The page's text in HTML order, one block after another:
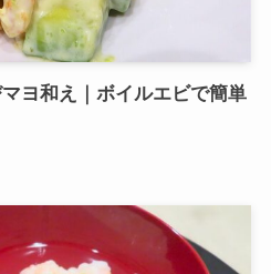
ヨ和え｜ボイルエビで簡単